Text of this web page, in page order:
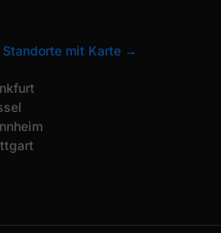
mit Karte →